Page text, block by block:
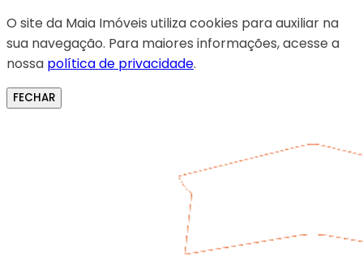
O site da Maia Imóveis utiliza cookies para auxiliar na
sua navegação. Para maiores informações, acesse a
nossa política de privacidade.
FECHAR